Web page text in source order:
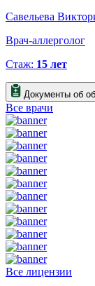
Савельева
Врач-аллерголог
Стаж: 15 лет
Документы об
Все врачи
Все лицензии